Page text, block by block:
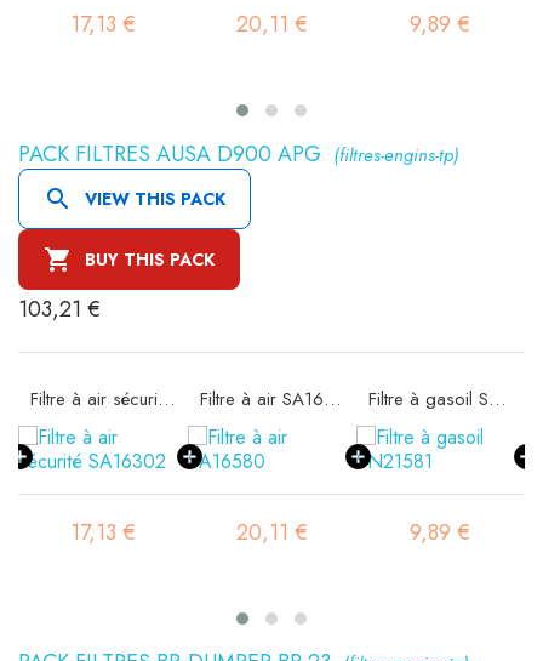
17,13 € 20,11 € 9,89 €
PACK FILTRES AUSA D900 APG (filtres-engins-tp)
 VIEW THIS PACK
 BUY THIS PACK
103,21 €
Filtre à air sécurité SA16302
17,13 €
Filtre à air SA16580
20,11 €
Filtre à gasoil SN21581
9,89 €